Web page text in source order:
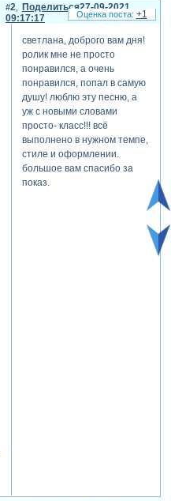
Поделиться
2
27-09-2021
09:17:17
светлана, доброго вам дня!
ролик мне не просто
понравился, а очень
понравился, попал в самую
душу! люблю эту песню, а
уж с новыми словами
просто- класс!!! всё
выполнено в нужном темпе,
стиле и оформлении.
большое вам спасибо за
показ.
+1